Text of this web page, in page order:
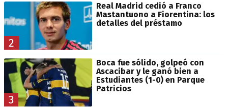
2
Real Madrid cedió a Franco
Mastantuono a Fiorentina: los
detalles del préstamo
3
Boca fue sólido, golpeó con
Ascacibar y le ganó bien a
Estudiantes (1-0) en Parque
Patricios